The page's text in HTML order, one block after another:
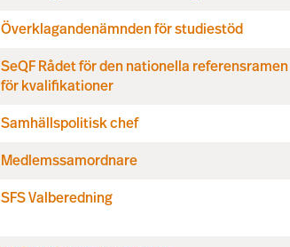
Överklagandenämnden för studiestöd
SeQF Rådet för den nationella referensramen
för kvalifikationer
Samhällspolitisk chef
Medlemssamordnare
SFS Valberedning